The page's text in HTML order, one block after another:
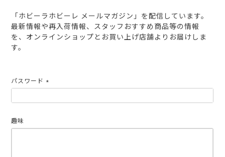
「ホビーラホビーレ メールマガジン」を配信しています。
最新情報や再入荷情報、スタッフおすすめ商品等の情報
を、オンラインショップとお買い上げ店舗よりお届けしま
す。
パスワード
須)
趣味